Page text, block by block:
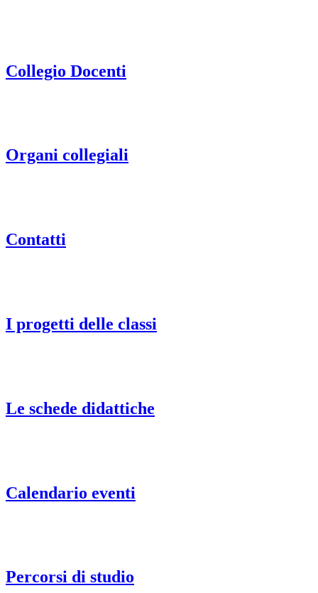
Collegio Docenti
Organi collegiali
Contatti
I progetti delle classi
Le schede didattiche
Calendario eventi
Percorsi di studio